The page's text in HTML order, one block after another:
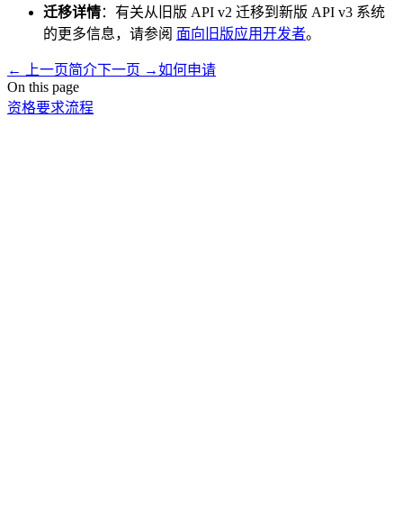
迁移详情：有关从旧版 API v2 迁移到新版 API v3 系统
的更多信息，请参阅 面向旧版应用开发者。
← 上一页简介下一页 →如何申请
On this page
资格要求流程